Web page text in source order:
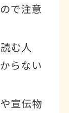
で注意
む人
らない
宣伝物